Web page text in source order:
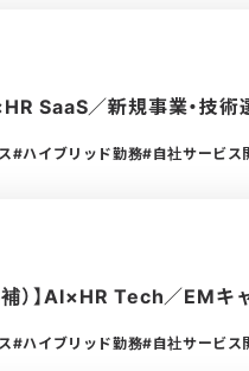
SaaS／新規事業・技
ハイブリッド勤務 自社サービス
）】AI×HR Tech／EM
ハイブリッド勤務 自社サービス